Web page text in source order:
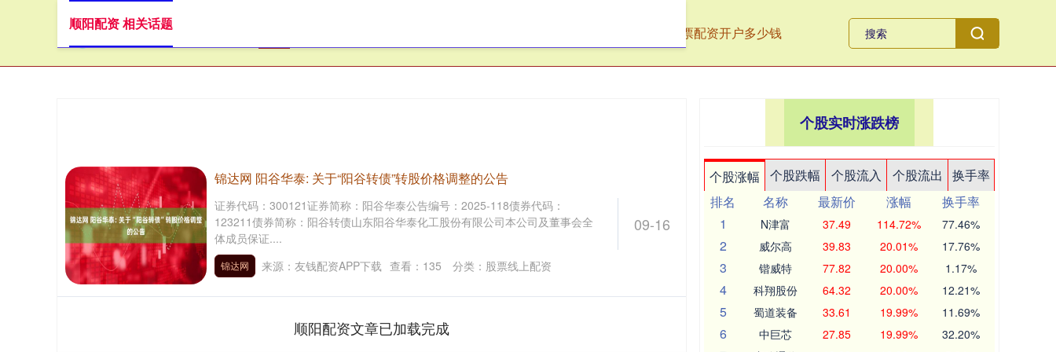
股票配资开户多少钱
顺阳配资 相关话题
09-16
锦达网 阳谷华泰: 关于“阳谷转债”转股价格调整的公告
证券代码：300121证券简称：阳谷华泰公告编号：2025-118债券代码：
123211债券简称：阳谷转债山东阳谷华泰化工股份有限公司本公司及董事会全
体成员保证....
锦达网 来源：友钱配资APP下载 查看： 135 分类： 股票线上配资
顺阳配资文章已加载完成
个股实时涨跌榜
个股涨幅 个股跌幅 个股流入 个股流出
换手率
排名
名称 最新价 涨幅
换手率
1
N津富 37.49 114.72% 77.46%
2 威尔高 39.83 20.01% 17.76%
3 锴威特 77.82 20.00% 1.17%
4 科翔股份 64.32 20.00% 12.21%
5 蜀道装备 33.61 19.99% 11.69%
6 中巨芯 27.85 19.99% 32.20%